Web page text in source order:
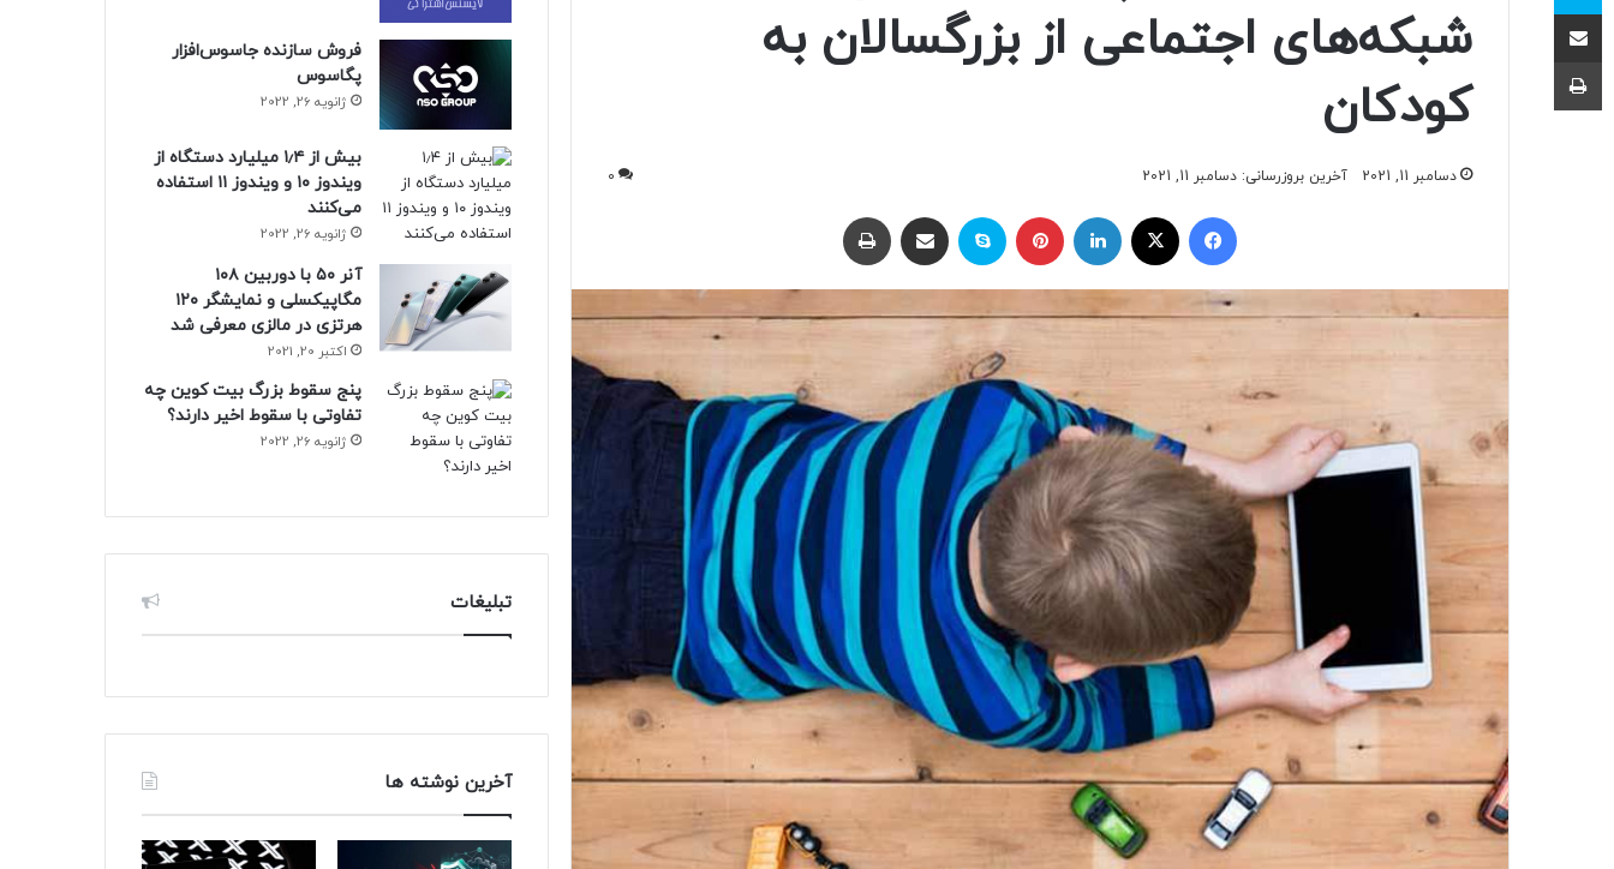
شبکه‌های اجتماعی از بزرگسالان به
کودکان
دسامبر 11, 2021 آخرین بروزرسانی: دسامبر 11, 2021 0
ایکس
فروش سازنده جاسوس‌افزار
پگاسوس
ژانویه 26, 2022
بیش از ۱٫۴ میلیارد دستگاه از
ویندوز ۱۰ و ویندوز ۱۱ استفاده
می‌کنند
ژانویه 26, 2022
آنر ۵۰ با دوربین ۱۰۸
مگاپیکسلی و نمایشگر ۱۲۰
هرتزی در مالزی معرفی شد
اکتبر 20, 2021
پنج سقوط بزرگ بیت کوین چه
تفاوتی با سقوط اخیر دارند؟
ژانویه 26, 2022
تبلیغات
آخرین نوشته ها